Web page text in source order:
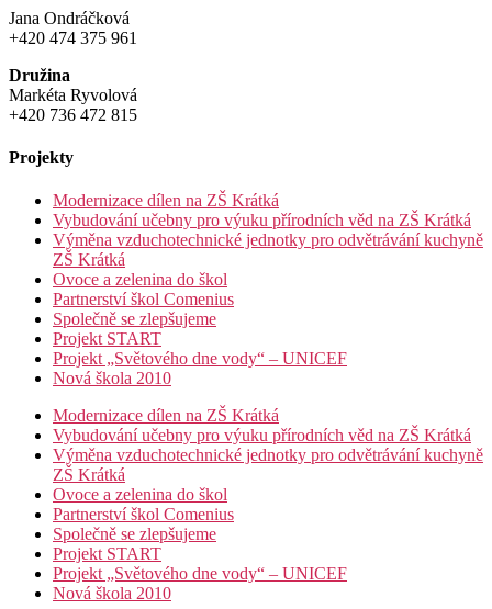
Jana Ondráčková
+420 474 375 961
Družina
Markéta Ryvolová
+420 736 472 815
Projekty
Modernizace dílen na ZŠ Krátká
Vybudování učebny pro výuku přírodních věd na ZŠ Krátká
Výměna vzduchotechnické jednotky pro odvětrávání kuchyně
ZŠ Krátká
Ovoce a zelenina do škol
Partnerství škol Comenius
Společně se zlepšujeme
Projekt START
Projekt „Světového dne vody“ – UNICEF
Nová škola 2010
Modernizace dílen na ZŠ Krátká
Vybudování učebny pro výuku přírodních věd na ZŠ Krátká
Výměna vzduchotechnické jednotky pro odvětrávání kuchyně
ZŠ Krátká
Ovoce a zelenina do škol
Partnerství škol Comenius
Společně se zlepšujeme
Projekt START
Projekt „Světového dne vody“ – UNICEF
Nová škola 2010